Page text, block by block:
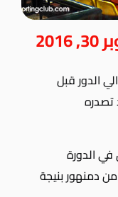
الدور قبل
تصدره
في الدورة
دمنهور بنيجة